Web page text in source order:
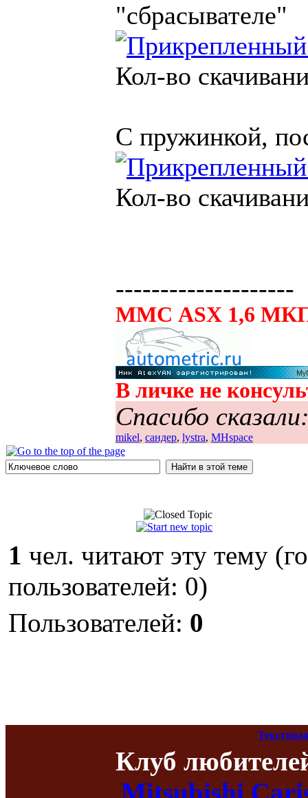
"сбрасывателе"
Кол-во
С пружинкой,
Кол-во
--------------------
ММС ASX 1,6
В личке не
Спасибо
mikel, сандер, lystra, MHspace
1 чел. читают эту тему
пользователей: 0)
Пользователей: 0
Клуб